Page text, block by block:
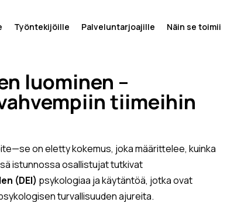
Työntekijöille Palveluntarjoajille Näin se toimii
luominen –
tiimeihin
on eletty kokemus, joka määrittelee, kuinka
istunnossa osallistujat tutkivat
(DEI) psykologiaa ja käytäntöä, jotka ovat
turvallisuuden ajureita.